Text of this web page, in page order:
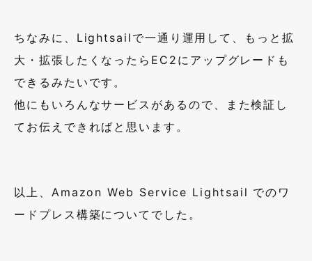
ちなみに、Lightsail で一通り運用して、もっと拡
大・拡張したくなったら EC2 にアップグレードも
できるみたいです。
他にもいろんなサービスがあるので、また検証し
てお伝えできればと思います。
以上、Amazon Web Service Lightsail でのワ
ードプレス構築についてでした。